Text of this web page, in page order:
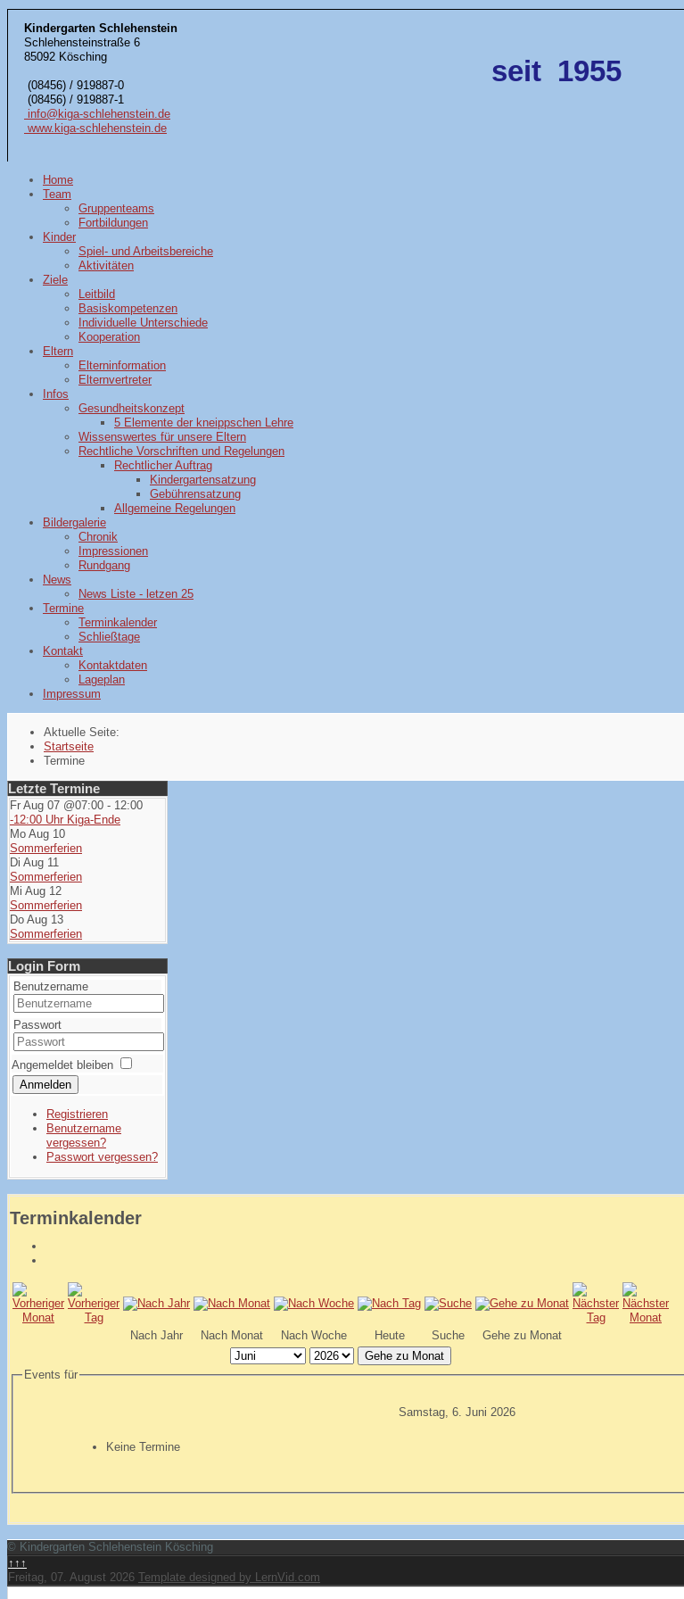
Kindergarten Schlehenstein
Schlehensteinstraße 6
85092 Kösching
(08456) / 919887-0
(08456) / 919887-1
info@kiga-schlehenstein.de
www.kiga-schlehenstein.de
seit 1955
Home
Team
Gruppenteams
Fortbildungen
Kinder
Spiel- und Arbeitsbereiche
Aktivitäten
Ziele
Leitbild
Basiskompetenzen
Individuelle Unterschiede
Kooperation
Eltern
Elterninformation
Elternvertreter
Infos
Gesundheitskonzept
5 Elemente der kneippschen Lehre
Wissenswertes für unsere Eltern
Rechtliche Vorschriften und Regelungen
Rechtlicher Auftrag
Kindergartensatzung
Gebührensatzung
Allgemeine Regelungen
Bildergalerie
Chronik
Impressionen
Rundgang
News
News Liste - letzen 25
Termine
Terminkalender
Schließtage
Kontakt
Kontaktdaten
Lageplan
Impressum
Aktuelle Seite:
Startseite
Termine
Letzte Termine
Fr Aug 07 @07:00 - 12:00
-12:00 Uhr Kiga-Ende
Mo Aug 10
Sommerferien
Di Aug 11
Sommerferien
Mi Aug 12
Sommerferien
Do Aug 13
Sommerferien
Login Form
Benutzername
Passwort
Angemeldet bleiben
Anmelden
Registrieren
Benutzername
vergessen?
Passwort vergessen?
Terminkalender
Nach Jahr Nach Monat Nach Woche Heute Suche
Gehe zu Monat
Gehe zu Monat
Events für
Samstag, 6. Juni 2026
Keine Termine
© Kindergarten Schlehenstein Kösching
↑↑↑
Freitag, 07. August 2026 Template designed by LernVid.com